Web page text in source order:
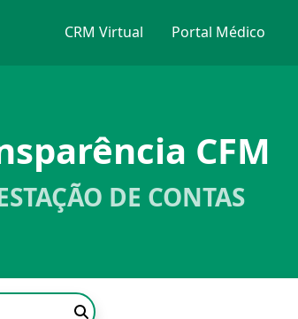
CRM Virtual Portal Médico
CFM
DE CONTAS